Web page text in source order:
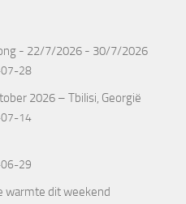
- 22/7/2026 - 30/7/2026
07-28
2026 – Tbilisi, Georgië
07-14
06-29
warmte dit weekend